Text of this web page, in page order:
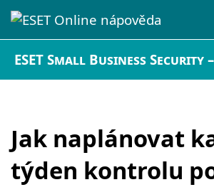
ESET Small Business Security
Jak naplánovat
týden kontrolu